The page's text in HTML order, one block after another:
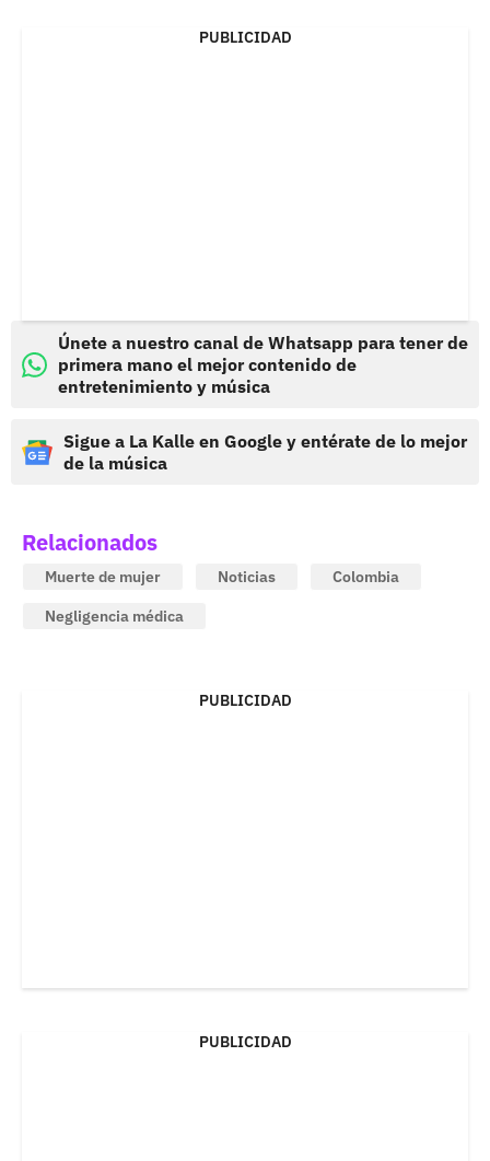
PUBLICIDAD
Únete a nuestro canal de Whatsapp para tener de
primera mano el mejor contenido de
entretenimiento y música
Sigue a La Kalle en Google y entérate de lo mejor
de la música
Relacionados
Muerte de mujer Noticias
Colombia
Negligencia médica
PUBLICIDAD
PUBLICIDAD